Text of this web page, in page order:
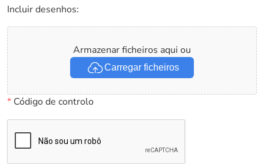
Incluir desenhos:
Armazenar ficheiros aqui ou
Carregar ficheiros
*Código de controlo